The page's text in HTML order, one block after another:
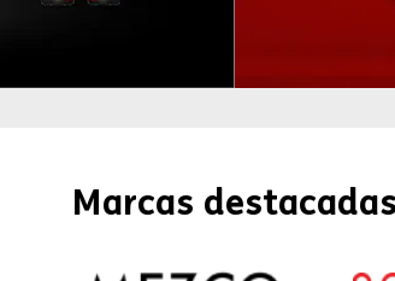
Marcas destacadas